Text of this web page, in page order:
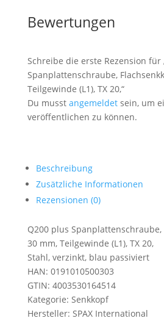
Bewertungen
Schreibe die erste Rezension für
Spanplattenschraube,
Teilgewinde (L1), TX 20,“
Du musst angemeldetsein, um
veröffentlichen zu können.
Beschreibung
Zusätzliche Informationen
Rezensionen (0)
Q200 plus Spanplattenschraube,
30 mm, Teilgewinde (L1), TX 20,
Stahl, verzinkt, blau passiviert
HAN: 0191010500303
GTIN: 4003530164514
Kategorie: Senkkopf
Hersteller: SPAX International